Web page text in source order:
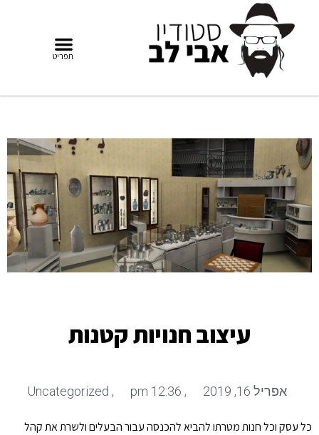
עיצוב חנויות קטנות
אפריל 16, 2019 ,
12:36 pm
,
Uncategorized
כל עסק וכל חנות מטרתו להביא להכנסה עבור הבעלים ולשרת את קהל